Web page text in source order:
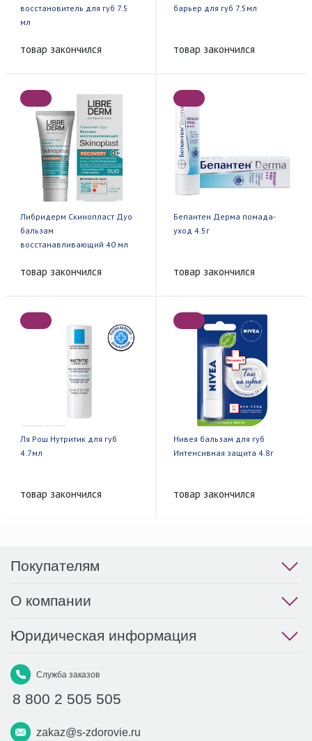
восстановитель для губ 7.5
мл
товар закончился
барьер для губ 7.5мл
товар закончился
Либридерм Скинопласт Дуо
бальзам
восстанавливающий 40 мл
товар закончился
Бепантен Дерма помада-
уход 4.5г
товар закончился
Ля Рош Нутритик для губ
4.7мл
товар закончился
Нивея бальзам для губ
Интенсивная защита 4.8г
товар закончился
Покупателям
О компании
Юридическая информация
Служба заказов
8 800 2 505 505
zakaz@s-zdorovie.ru